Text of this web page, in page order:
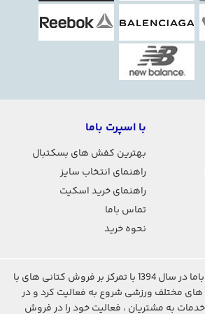
با اسپرت باما
بهترین کفش های بسکتبال
راهنمای انتخاب سایز
راهنمای خرید اسکیت
تماس باما
نحوه خرید
فروشگاه اینترنتی اسپرت باما در سال 1394 با تمرکز بر فروش کتانی های با
مختلف ورزشی شروع به فعالیت کرد و در
خدمات به مشتریان ، فعالیت خود را در فروش